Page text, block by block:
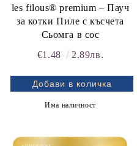
les filous® premium – Пауч
за котки Пиле с късчета
Сьомга в сос
€1.48
2.89лв.
Има наличност